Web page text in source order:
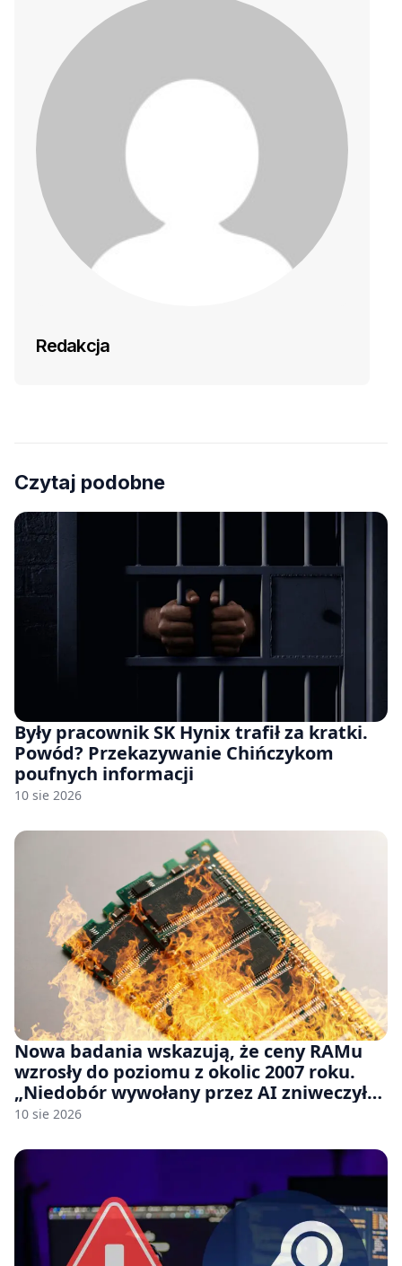
Redakcja
Czytaj podobne
Były pracownik SK Hynix trafił za kratki.
Powód? Przekazywanie Chińczykom
poufnych informacji
10 sie 2026
Nowa badania wskazują, że ceny RAMu
wzrosły do poziomu z okolic 2007 roku.
„Niedobór wywołany przez AI zniweczył
20 lat postępów w ciągu zaledwie kilku
10 sie 2026